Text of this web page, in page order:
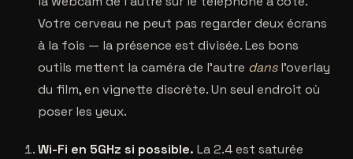
Votre cerveau ne peut pas regarder deux écrans
à la fois — la présence est divisée. Les bons
outils mettent la caméra de l'autre dansl'overlay
du film, en vignette discrète. Un seul endroit où
poser les yeux.
Wi-Fi en 5GHz si possible. La 2.4 est saturée